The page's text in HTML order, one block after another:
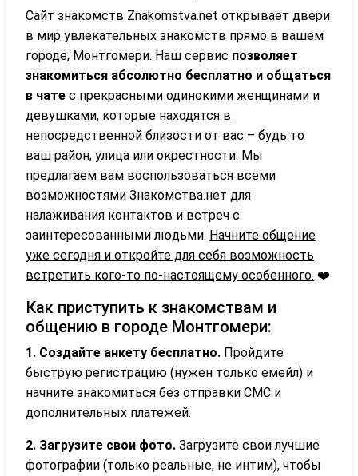
Сайт знакомств Znakomstva.net открывает двери
в мир увлекательных знакомств прямо в вашем
городе, Монтгомери. Наш сервис позволяет
знакомиться абсолютно бесплатно и общаться
в чате с прекрасными одинокими женщинами и
девушками, которые находятся в
непосредственной близости от вас – будь то
ваш район, улица или окрестности. Мы
предлагаем вам воспользоваться всеми
возможностями Знакомства.нет для
налаживания контактов и встреч с
заинтересованными людьми. Начните общение
уже сегодня и откройте для себя возможность
встретить кого-то по-настоящему особенного. ❤️
Как приступить к знакомствам и
общению в городе Монтгомери:
1. Создайте анкету бесплатно. Пройдите
быструю регистрацию (нужен только емейл) и
начните знакомиться без отправки СМС и
дополнительных платежей.
2. Загрузите свои фото. Загрузите свои лучшие
фотографии (только реальные, не интим), чтобы